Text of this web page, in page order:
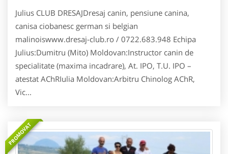
Julius CLUB DRESAJDresaj canin, pensiune canina,
canisa ciobanesc german si belgian
malinoiswww.dresaj-club.ro / 0722.683.948 Echipa
Julius:Dumitru (Mito) Moldovan:Instructor canin de
specialitate (maxima incadrare), At. IPO, T.U. IPO –
atestat AChRIulia Moldovan:Arbitru Chinolog AChR,
Vic...
PROMOVAT